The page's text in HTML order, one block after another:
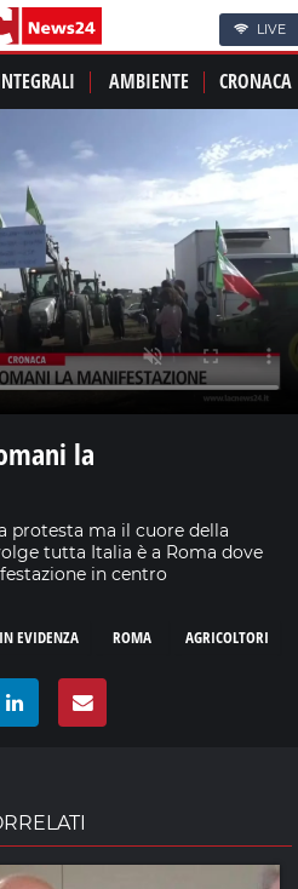
LIVE
AMBIENTE CRONACA
la
protesta ma il cuore della
tutta Italia è a Roma dove
in centro
AGRICOLTORI
ROMA
IN EVIDENZA